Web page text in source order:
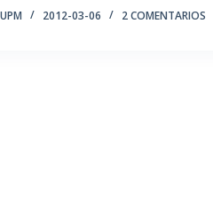
2012-03-06 2 COMENTARIOS